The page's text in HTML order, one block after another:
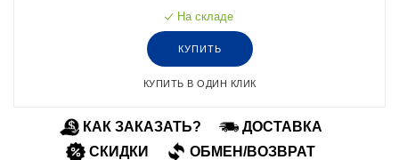
На складе
КУПИТЬ
КУПИТЬ В ОДИН КЛИК
КАК ЗАКАЗАТЬ?
ДОСТАВКА
СКИДКИ
ОБМЕН/ВОЗВРАТ